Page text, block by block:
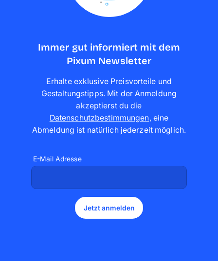
Immer gut informiert mit dem
Pixum Newsletter
Erhalte exklusive Preisvorteile und
Gestaltungstipps. Mit der Anmeldung
akzeptierst du die
Datenschutzbestimmungen, eine
Abmeldung ist natürlich jederzeit möglich.
E-Mail Adresse
Jetzt anmelden